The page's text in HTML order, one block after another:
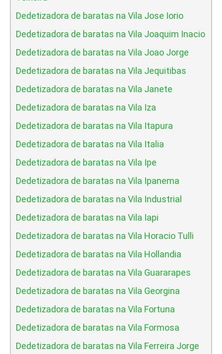
Dedetizadora de baratas na Vila Jose Iorio
Dedetizadora de baratas na Vila Joaquim Inacio
Dedetizadora de baratas na Vila Joao Jorge
Dedetizadora de baratas na Vila Jequitibas
Dedetizadora de baratas na Vila Janete
Dedetizadora de baratas na Vila Iza
Dedetizadora de baratas na Vila Itapura
Dedetizadora de baratas na Vila Italia
Dedetizadora de baratas na Vila Ipe
Dedetizadora de baratas na Vila Ipanema
Dedetizadora de baratas na Vila Industrial
Dedetizadora de baratas na Vila Iapi
Dedetizadora de baratas na Vila Horacio Tulli
Dedetizadora de baratas na Vila Hollandia
Dedetizadora de baratas na Vila Guararapes
Dedetizadora de baratas na Vila Georgina
Dedetizadora de baratas na Vila Fortuna
Dedetizadora de baratas na Vila Formosa
Dedetizadora de baratas na Vila Ferreira Jorge